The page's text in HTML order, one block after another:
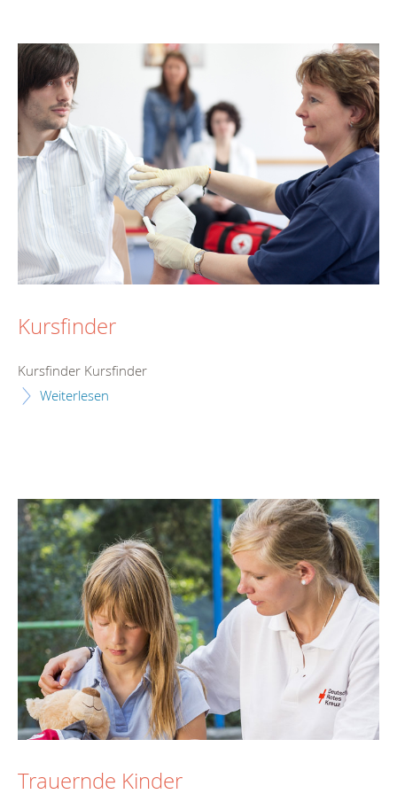
Kursfinder
Kursfinder Kursfinder
Weiterlesen
Trauernde Kinder